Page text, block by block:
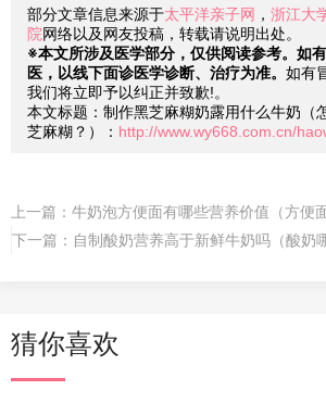
部分文章信息来源于太平洋亲子网 ， 浙江大
院网络以及网友投稿，转载请说明出处。
※本文所涉及医学部分，仅供阅读参考。如
医，以线下面诊医学诊断、治疗为准。 如有
我们将立即予以纠正并致歉!。
本文标题：制作黑芝麻糊奶露用什么牛奶（
芝麻糊？）： http://www.wy668.com.cn/
上一篇： 牛奶泡方便面有哪些营养价值（方便
下一篇： 自制酸奶营养高于新鲜牛奶吗（酸奶
猜你喜欢